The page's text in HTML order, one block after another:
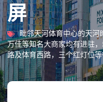
屏
毗邻天河体育中心的天河
万佳等知名大商家均有进驻
路及体育西路，三个红灯位